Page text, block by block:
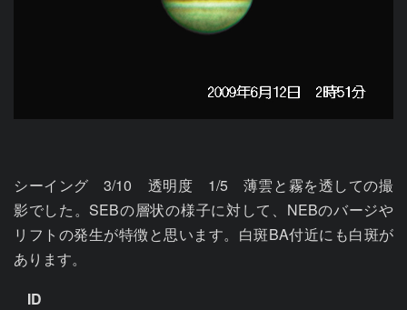
シーイング　3/10　透明度　1/5　薄雲と霧を透しての撮
影でした。SEBの層状の様子に対して、NEBのバージや
リフトの発生が特徴と思います。白斑BA付近にも白斑が
ID